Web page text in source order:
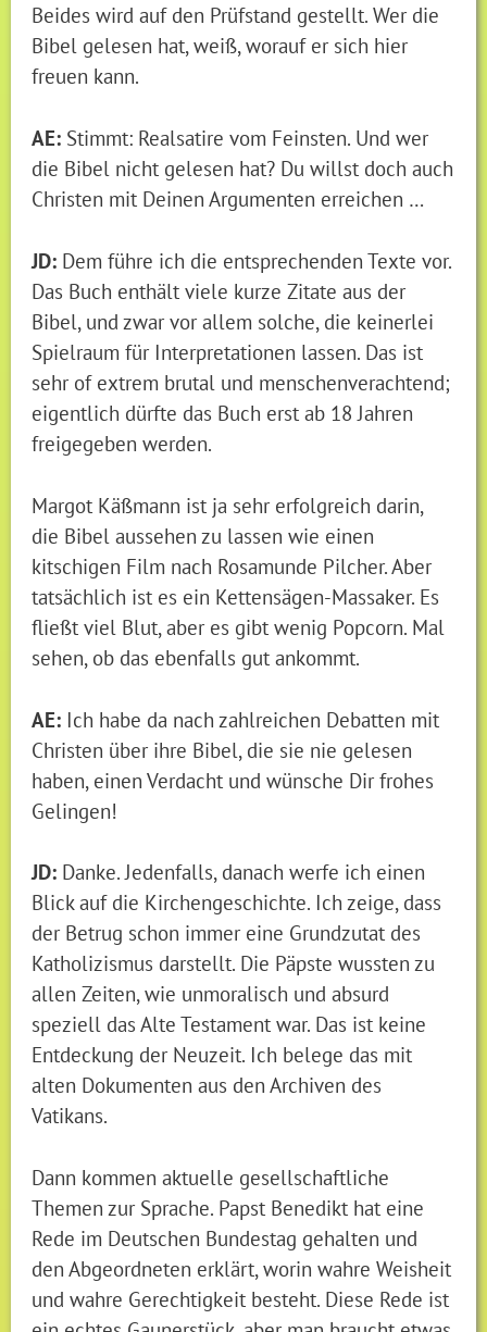
Beides wird auf den Prüfstand gestellt. Wer die
Bibel gelesen hat, weiß, worauf er sich hier
freuen kann.
AE: Stimmt: Realsatire vom Feinsten. Und wer
die Bibel nicht gelesen hat? Du willst doch auch
Christen mit Deinen Argumenten erreichen …
JD: Dem führe ich die entsprechenden Texte vor.
Das Buch enthält viele kurze Zitate aus der
Bibel, und zwar vor allem solche, die keinerlei
Spielraum für Interpretationen lassen. Das ist
sehr of extrem brutal und menschenverachtend;
eigentlich dürfte das Buch erst ab 18 Jahren
freigegeben werden.
Margot Käßmann ist ja sehr erfolgreich darin,
die Bibel aussehen zu lassen wie einen
kitschigen Film nach Rosamunde Pilcher. Aber
tatsächlich ist es ein Kettensägen-Massaker. Es
fließt viel Blut, aber es gibt wenig Popcorn. Mal
sehen, ob das ebenfalls gut ankommt.
AE: Ich habe da nach zahlreichen Debatten mit
Christen über ihre Bibel, die sie nie gelesen
haben, einen Verdacht und wünsche Dir frohes
Gelingen!
JD: Danke. Jedenfalls, danach werfe ich einen
Blick auf die Kirchengeschichte. Ich zeige, dass
der Betrug schon immer eine Grundzutat des
Katholizismus darstellt. Die Päpste wussten zu
allen Zeiten, wie unmoralisch und absurd
speziell das Alte Testament war. Das ist keine
Entdeckung der Neuzeit. Ich belege das mit
alten Dokumenten aus den Archiven des
Vatikans.
Dann kommen aktuelle gesellschaftliche
Themen zur Sprache. Papst Benedikt hat eine
Rede im Deutschen Bundestag gehalten und
den Abgeordneten erklärt, worin wahre Weisheit
und wahre Gerechtigkeit besteht. Diese Rede ist